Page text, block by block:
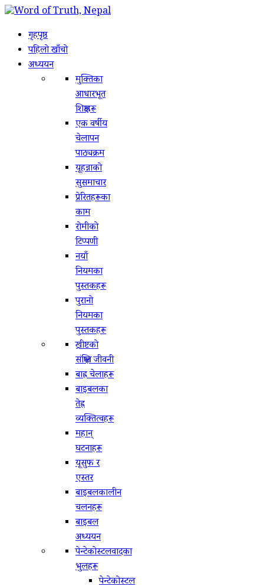
गृहपृष्ठ
पहिलो खाँचो
अध्ययन
मुक्तिका
आधारभूत
शिक्षाहरू
एक वर्षीय
चेलापन
पाठ्यक्रम
यूहन्नाको
सुसमाचार
प्रेरितहरूका
काम
रोमीको
टिप्पणी
नयाँ
नियमका
पुस्तकहरू
पुरानो
नियमका
पुस्तकहरू
ख्रीष्टको
संक्षिप्त जीवनी
बाह्र चेलाहरू
बाइबलका
तेह्र
व्यक्तित्वहरू
महान्
घटनाहरू
यूसुफ र
एस्तर
बाइबलकालीन
चलनहरू
बाइबल
अध्ययन
पेन्टेकोस्टलवादका
भुलहरू